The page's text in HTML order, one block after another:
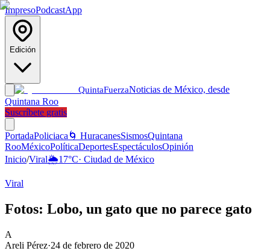
ImpresoPodcastApp
Edición
QuintaFuerzaNoticias de México, desde
Quintana Roo
Suscríbete gratis
PortadaPoliciaca 🌀 HuracanesSismosQuintana
RooMéxicoPolíticaDeportesEspectáculosOpinión
Inicio/Viral🌦️17°C· Ciudad de México
Viral
Fotos: Lobo, un gato que no parece gato
A
Areli Pérez·24 de febrero de 2020